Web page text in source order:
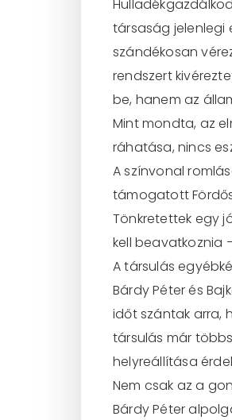
társaság jelenlegi
szándékosan
rendszert
be, hanem az
Mint mondta, az
ráhatása, nincs
A színvonal
támogatott
Tönkretettek egy
kell beavatkoznia
A társulás
Bárdy Péter és
időt szántak arra,
társulás már
helyreállítása
Nem csak az a
Bárdy Péter